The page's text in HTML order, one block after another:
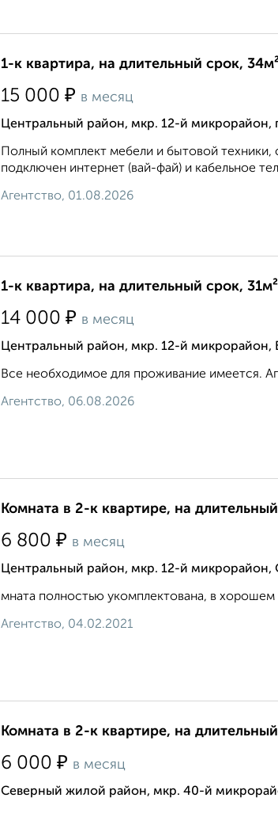
1-к квартира, на длительный срок,
15 000 ₽ в месяц
Центральный район, мкр. 12-й микрорайон,
Полный комплект мебели и бытовой
подключен интернет (вай-фай) и кабельное
Агентство, 01.08.2026
1-к квартира, на длительный срок,
14 000 ₽ в месяц
Центральный район, мкр. 12-й микрорайон,
Все необходимое для проживание имеется.
Агентство, 06.08.2026
Комната в 2-к квартире, на
6 800 ₽ в месяц
Центральный район, мкр. 12-й микрорайон,
мната полностью укомплектована, в
Агентство, 04.02.2021
Комната в 2-к квартире, на
6 000 ₽ в месяц
Северный жилой район, мкр. 40-й